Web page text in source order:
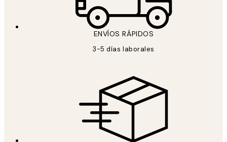
ENVÍOS RÁPIDOS
3-5 días laborales